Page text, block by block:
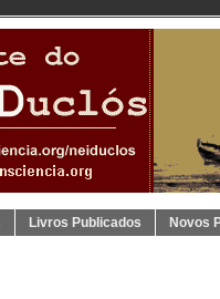
Livros Publicados Novos